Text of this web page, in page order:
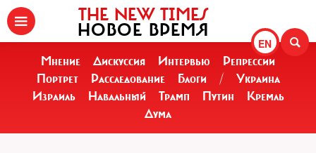
EN
THE NEW TIMES
НОВОЕ ВРЕМЯ
Мнение Дискуссия Интервью
Репрессии
Портрет
Расследование Блоги /
Украина
Израиль
Навальный Трамп Путин
Кремль
Дума